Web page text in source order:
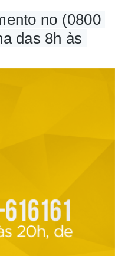
no (0800
das 8h às